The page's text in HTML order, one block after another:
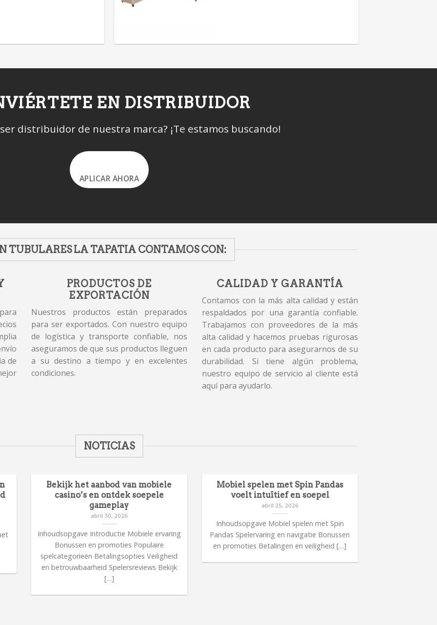
EN DISTRIBUIDOR
distribuidor de nuestra marca? ¡Te estamos buscando!
APLICAR AHORA
TUBULARES LA TAPATIA CONTAMOS CON:
de
PRODUCTOS DE
EXPORTACIÓN
Nuestros productos están preparados
para ser exportados. Con nuestro equipo
de logística y transporte confiable, nos
aseguramos de que sus productos lleguen
a su destino a tiempo y en excelentes
condiciones.
CALIDAD Y GARANTÍA
Contamos con la más alta calidad y están
respaldados por una garantía confiable.
Trabajamos con proveedores de la más
alta calidad y hacemos pruebas rigurosas
en cada producto para asegurarnos de su
durabilidad. Si tiene algún problema,
nuestro equipo de servicio al cliente está
aquí para ayudarlo.
NOTICIAS
Bekijk het aanbod van mobiele
casino’s en ontdek soepele
gameplay
abril 30, 2026
Inhoudsopgave Introductie Mobiele ervaring
Bonussen en promoties Populaire
spelcategorieën Betalingsopties Veiligheid
en betrouwbaarheid Spelersreviews Bekijk
[…]
Mobiel spelen met Spin Pandas
voelt intuïtief en soepel
abril 25, 2026
Inhoudsopgave Mobiel spelen met Spin
Pandas Spelervaring en navigatie Bonussen
en promoties Betalingen en veiligheid […]